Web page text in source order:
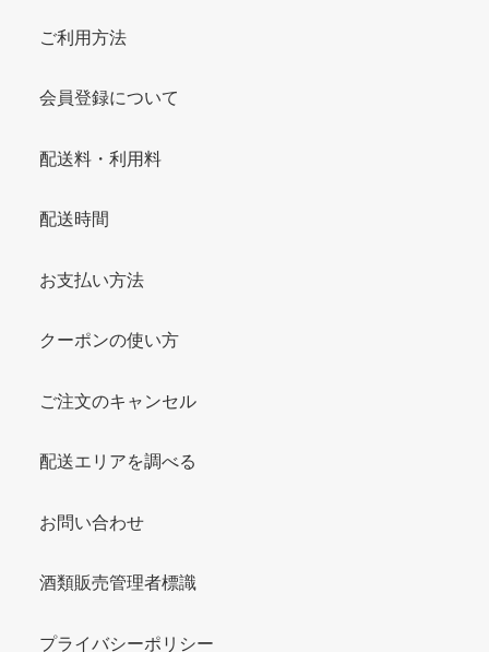
ご利用方法
会員登録について
配送料・利用料
配送時間
お支払い方法
クーポンの使い方
ご注文のキャンセル
配送エリアを調べる
お問い合わせ
酒類販売管理者標識
プライバシーポリシー